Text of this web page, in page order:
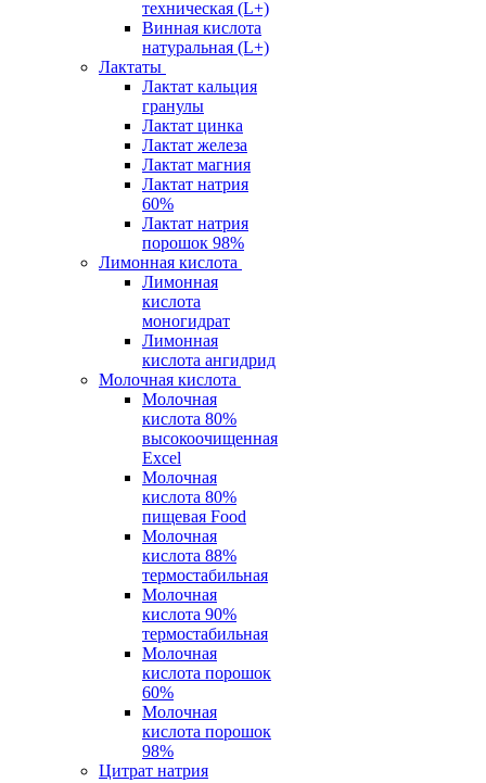
техническая (L+)
Винная кислота
натуральная (L+)
Лактаты
Лактат кальция
гранулы
Лактат цинка
Лактат железа
Лактат магния
Лактат натрия
60%
Лактат натрия
порошок 98%
Лимонная кислота
Лимонная
кислота
моногидрат
Лимонная
кислота ангидрид
Молочная кислота
Молочная
кислота 80%
высокоочищенная
Excel
Молочная
кислота 80%
пищевая Food
Молочная
кислота 88%
термостабильная
Молочная
кислота 90%
термостабильная
Молочная
кислота порошок
60%
Молочная
кислота порошок
98%
Цитрат натрия